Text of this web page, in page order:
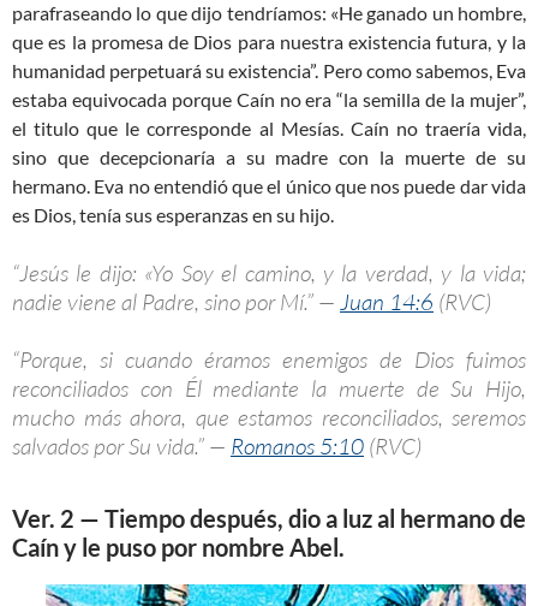
parafraseando lo que dijo tendríamos: «He ganado un hombre,
que es la promesa de Dios para nuestra existencia futura, y la
humanidad perpetuará su existencia”. Pero como sabemos, Eva
estaba equivocada porque Caín no era “la semilla de la mujer”,
el titulo que le corresponde al Mesías. Caín no traería vida,
sino que decepcionaría a su madre con la muerte de su
hermano. Eva no entendió que el único que nos puede dar vida
es Dios, tenía sus esperanzas en su hijo.
“Jesús le dijo: «Yo Soy el camino, y la verdad, y la vida;
nadie viene al Padre, sino por Mí.” — Juan 14:6 (RVC)
“Porque, si cuando éramos enemigos de Dios fuimos
reconciliados con Él mediante la muerte de Su Hijo,
mucho más ahora, que estamos reconciliados, seremos
salvados por Su vida.” — Romanos 5:10 (RVC)
Ver. 2 — Tiempo después, dio a luz al hermano de
Caín y le puso por nombre Abel.